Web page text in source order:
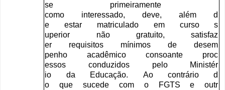
se
primeiramente
como
interessado,deve,além
d
e
estar matriculado em curso
s
uperior
não gratuito,satisfaz
er
requisitos mínimos de
desem
penho
acadêmico consoante
proc
essos
conduzidos pelo
Ministér
io
da Educação. Ao contrário
d
o
que sucede com o FGTS e
outr